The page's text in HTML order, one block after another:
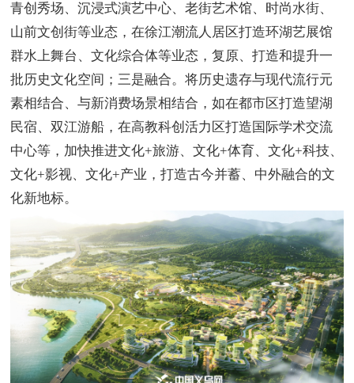
青创秀场、沉浸式演艺中心、老街艺术馆、时尚水街、
山前文创街等业态，在徐江潮流人居区打造环湖艺展馆
群水上舞台、文化综合体等业态，复原、打造和提升一
批历史文化空间；三是融合。将历史遗存与现代流行元
素相结合、与新消费场景相结合，如在都市区打造望湖
民宿、双江游船，在高教科创活力区打造国际学术交流
中心等，加快推进文化+旅游、文化+体育、文化+科技、
文化+影视、文化+产业，打造古今并蓄、中外融合的文
化新地标。